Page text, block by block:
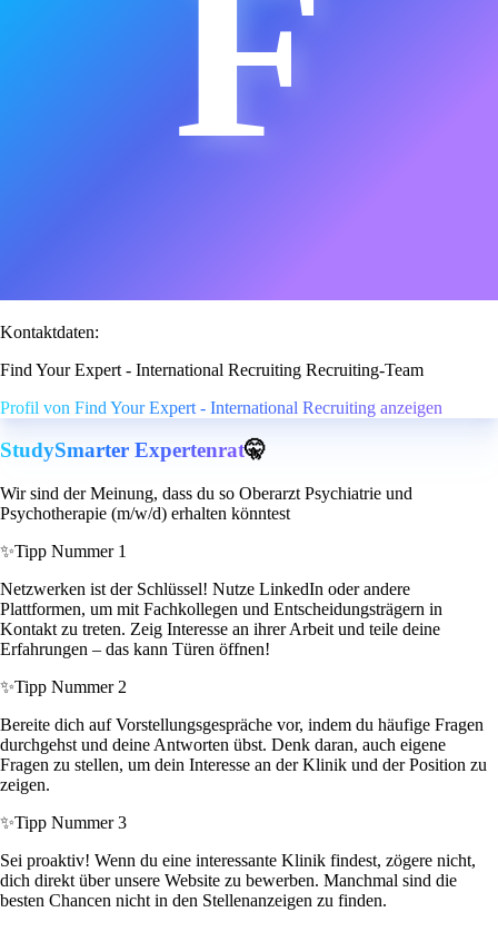
Kontaktdaten:
Find Your Expert - International Recruiting Recruiting-Team
Profil von Find Your Expert - International Recruiting anzeigen
StudySmarter Expertenrat🤫
Wir sind der Meinung, dass du so Oberarzt Psychiatrie und
Psychotherapie (m/w/d) erhalten könntest
✨Tipp Nummer 1
Netzwerken ist der Schlüssel! Nutze LinkedIn oder andere
Plattformen, um mit Fachkollegen und Entscheidungsträgern in
Kontakt zu treten. Zeig Interesse an ihrer Arbeit und teile deine
Erfahrungen – das kann Türen öffnen!
✨Tipp Nummer 2
Bereite dich auf Vorstellungsgespräche vor, indem du häufige Fragen
durchgehst und deine Antworten übst. Denk daran, auch eigene
Fragen zu stellen, um dein Interesse an der Klinik und der Position zu
zeigen.
✨Tipp Nummer 3
Sei proaktiv! Wenn du eine interessante Klinik findest, zögere nicht,
dich direkt über unsere Website zu bewerben. Manchmal sind die
besten Chancen nicht in den Stellenanzeigen zu finden.